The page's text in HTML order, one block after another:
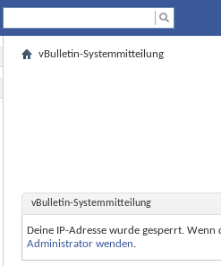
vBulletin-Systemmitteilung
vBulletin-Systemmitteilung
Deine IP-Adresse wurde gesperrt.
Administrator wenden.